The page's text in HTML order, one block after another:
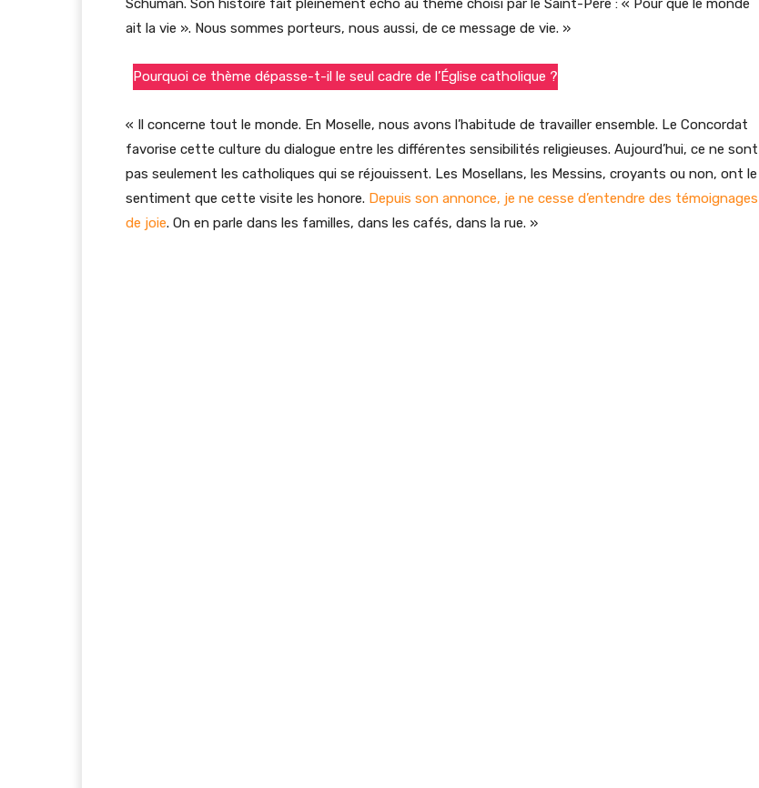
Schuman. Son histoire fait pleinement écho au thème choisi par le Saint-Père : « Pour que le monde
ait la vie ». Nous sommes porteurs, nous aussi, de ce message de vie. »
Pourquoi ce thème dépasse-t-il le seul cadre de l’Église catholique ?
« Il concerne tout le monde. En Moselle, nous avons l’habitude de travailler ensemble. Le Concordat
favorise cette culture du dialogue entre les différentes sensibilités religieuses. Aujourd’hui, ce ne sont
pas seulement les catholiques qui se réjouissent. Les Mosellans, les Messins, croyants ou non, ont le
sentiment que cette visite les honore. Depuis son annonce, je ne cesse d’entendre des témoignages
de joie. On en parle dans les familles, dans les cafés, dans la rue. »